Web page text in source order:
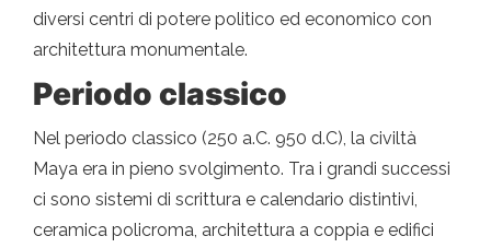
diversi centri di potere politico ed economico con
architettura monumentale.
Periodo classico
Nel periodo classico (250 a.C. 950 d.C), la civiltà
Maya era in pieno svolgimento. Tra i grandi successi
ci sono sistemi di scrittura e calendario distintivi,
ceramica policroma, architettura a coppia e edifici